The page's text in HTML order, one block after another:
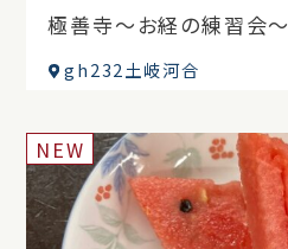
極善寺～お経の練習会～
gh232土岐河合
NEW